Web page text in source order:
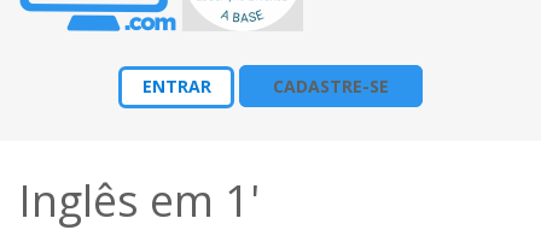
ENTRAR CADASTRE-SE
Inglês em 1'